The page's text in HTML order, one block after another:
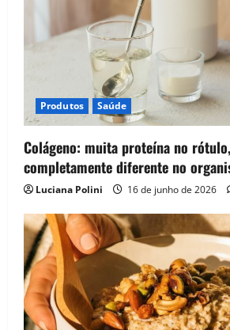
Produtos Saúde
Colágeno: muita proteína no
completamente diferente no
Luciana Polini 16 de junho de 2026